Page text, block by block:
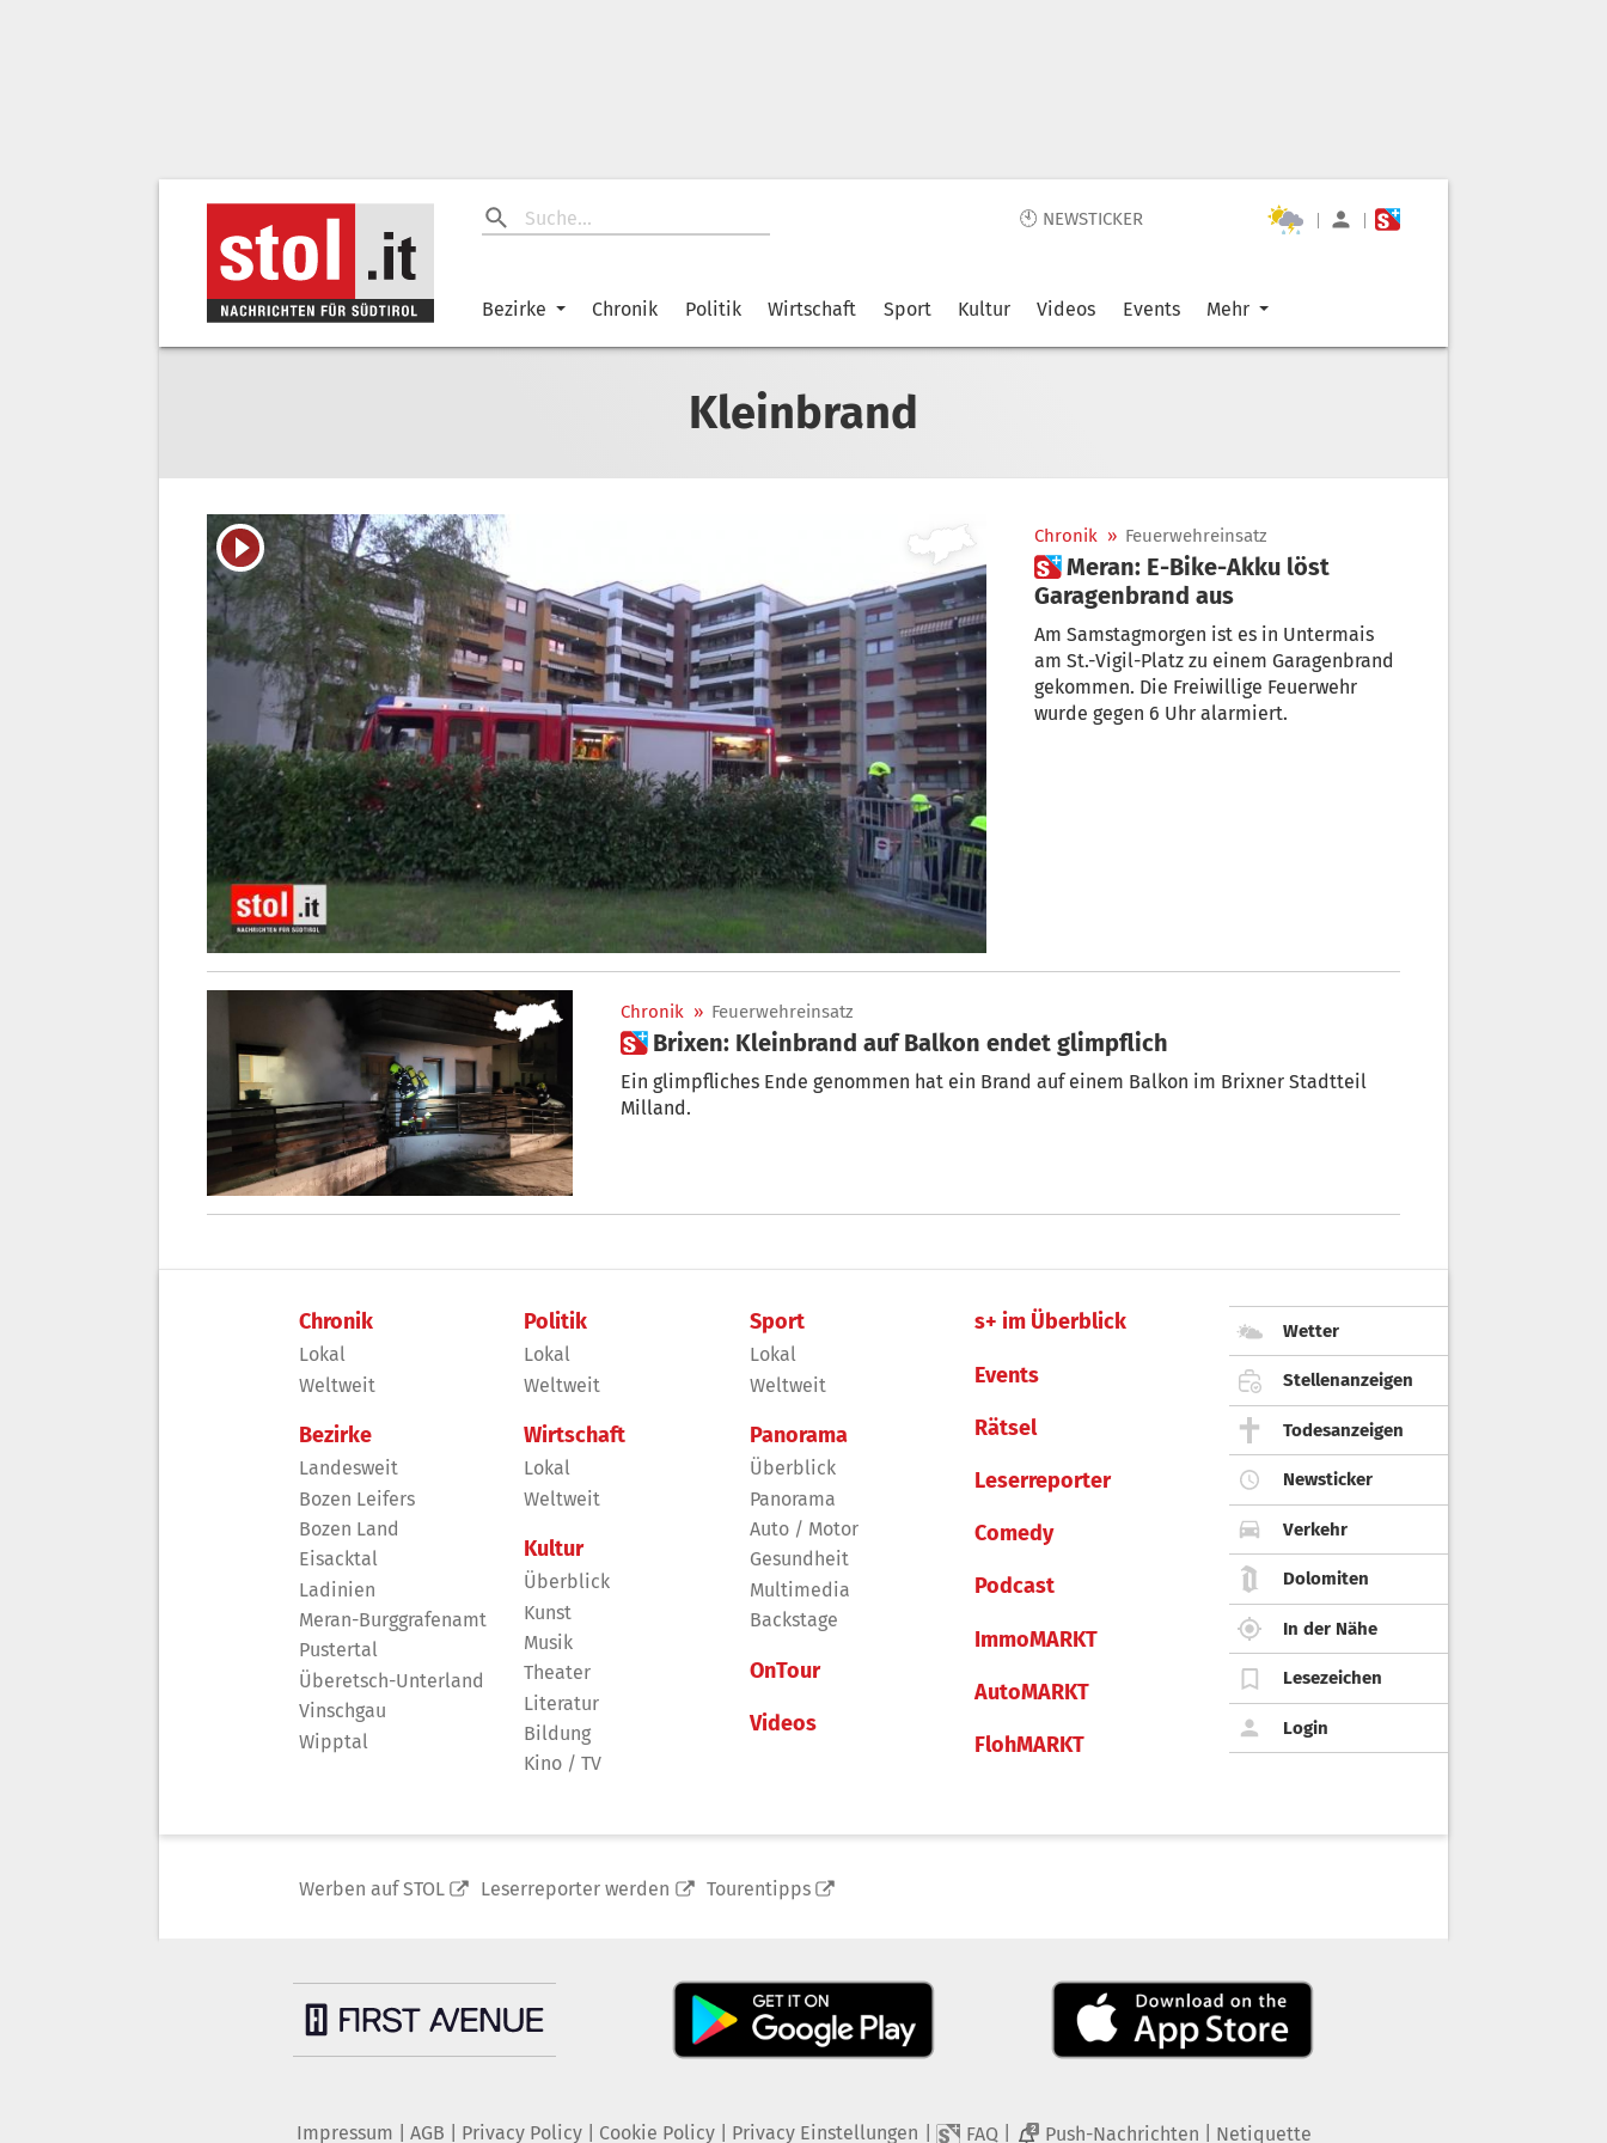
🕙 NEWSTICKER | |
Bezirke Chronik Politik Wirtschaft Sport Kultur Videos Events Mehr
Kleinbrand
Chronik » Feuerwehreinsatz
 Meran: E-Bike-Akku löst
Garagenbrand aus
Am Samstagmorgen ist es in Untermais
am St.-Vigil-Platz zu einem Garagenbrand
gekommen. Die Freiwillige Feuerwehr
wurde gegen 6 Uhr alarmiert.
Chronik » Feuerwehreinsatz
 Brixen: Kleinbrand auf Balkon endet glimpflich
Ein glimpfliches Ende genommen hat ein Brand auf einem Balkon im Brixner Stadtteil
Milland.
Chronik
Lokal
Weltweit
Bezirke
Landesweit
Bozen Leifers
Bozen Land
Eisacktal
Ladinien
Meran-Burggrafenamt
Pustertal
Überetsch-Unterland
Vinschgau
Wipptal
Politik
Lokal
Weltweit
Wirtschaft
Lokal
Weltweit
Kultur
Überblick
Kunst
Musik
Theater
Literatur
Bildung
Kino / TV
Sport
Lokal
Weltweit
Panorama
Überblick
Panorama
Auto / Motor
Gesundheit
Multimedia
Backstage
OnTour
Videos
s+ im Überblick
Events
Rätsel
Leserreporter
Comedy
Podcast
ImmoMARKT
AutoMARKT
FlohMARKT
Wetter
Stellenanzeigen
Todesanzeigen
Newsticker
Verkehr
Dolomiten
In der Nähe
Lesezeichen
Login
Werben auf STOL Leserreporter werden Tourentipps
Impressum AGB Privacy Policy| Cookie Policy| Privacy Einstellungen FAQ 2 Push-Nachrichten Netiquette